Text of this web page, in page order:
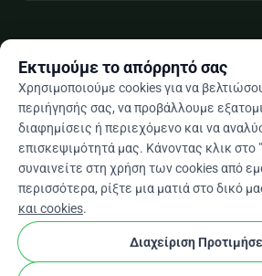
Elarrow_drop_down
★★★★★4,9 / 5 βάσει 500+ κριτικών
© 2012–2026
Εκτιμούμε το απόρρητό σας
Χρησιμοποιούμε cookies για να
περιήγησής σας, να προβάλλουμε
διαφημίσεις ή περιεχόμενο και να
επισκεψιμότητά μας. Κάνοντας κλικ
συναινείτε στη χρήση των cookies από
περισσότερα, ρίξτε μια ματιά στο δικό
και cookies.
Διαχείριση